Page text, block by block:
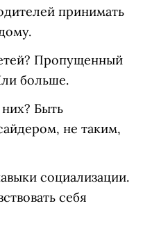
принимать
Пропущенный
больше.
Быть
не таким,
социализации.
себя